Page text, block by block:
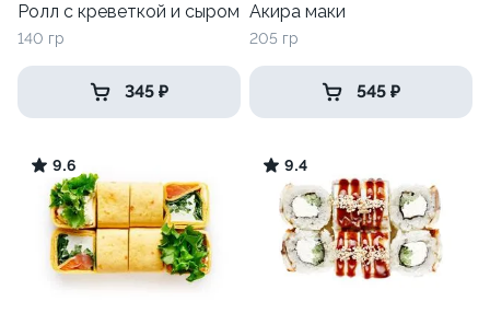
Ролл с креветкой и сыром
140 гр
345 ₽
Акира маки
205 гр
545 ₽
9.6 9.4